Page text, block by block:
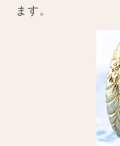
ます。